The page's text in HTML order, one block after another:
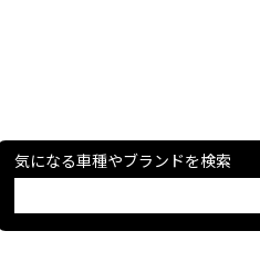
気になる車種やブランドを検索